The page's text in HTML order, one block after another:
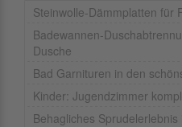
Steinwolle-Dämmplatten für
Badewannen-
Dusche
Bad Garnituren in den
Kinder: Jugendzimmer
Behagliches